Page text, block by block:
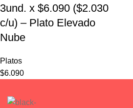
3und. x $6.090 ($2.030
c/u) – Plato Elevado
Nube
Platos
$6.090